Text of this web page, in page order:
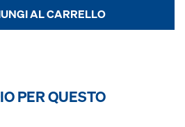
AL CARRELLO
PER QUESTO